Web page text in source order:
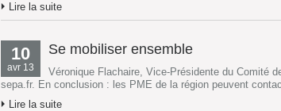
Lire la suite
10
avr 13
Se mobiliser ensemble
Véronique Flachaire, Vice-Présidente du Comité
sepa.fr. En conclusion : les PME de la région peuvent
Lire la suite